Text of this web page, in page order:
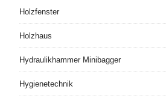
Holzfenster
Holzhaus
Hydraulikhammer Minibagger
Hygienetechnik